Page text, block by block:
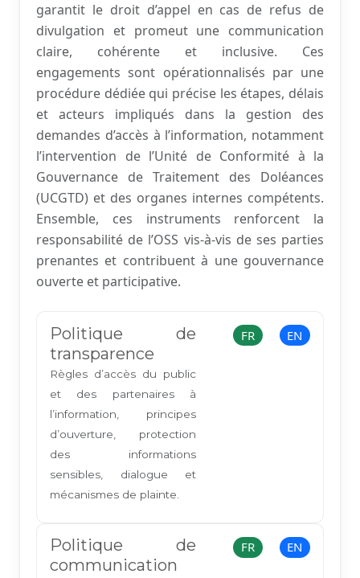
garantit le droit d’appel en cas de refus de
divulgation et promeut une communication
claire, cohérente et inclusive. Ces
engagements sont opérationnalisés par une
procédure dédiée qui précise les étapes, délais
et acteurs impliqués dans la gestion des
demandes d’accès à l’information, notamment
l’intervention de l’Unité de Conformité à la
Gouvernance de Traitement des Doléances
(UCGTD) et des organes internes compétents.
Ensemble, ces instruments renforcent la
responsabilité de l’OSS vis-à-vis de ses parties
prenantes et contribuent à une gouvernance
ouverte et participative.
Politique de
transparence
Règles d’accès du public
et des partenaires à
l’information, principes
d’ouverture, protection
des informations
sensibles, dialogue et
mécanismes de plainte.
FR EN
Politique de
communication
FR EN